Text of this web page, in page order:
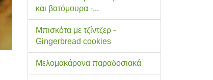
και βατόμουρα -...
Μπισκότα με τζίντζερ -
Gingerbread cookies
Μελομακάρονα παραδοσιακά